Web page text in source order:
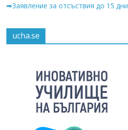
➡Заявление за отсъствия до 15 дни
ucha.se